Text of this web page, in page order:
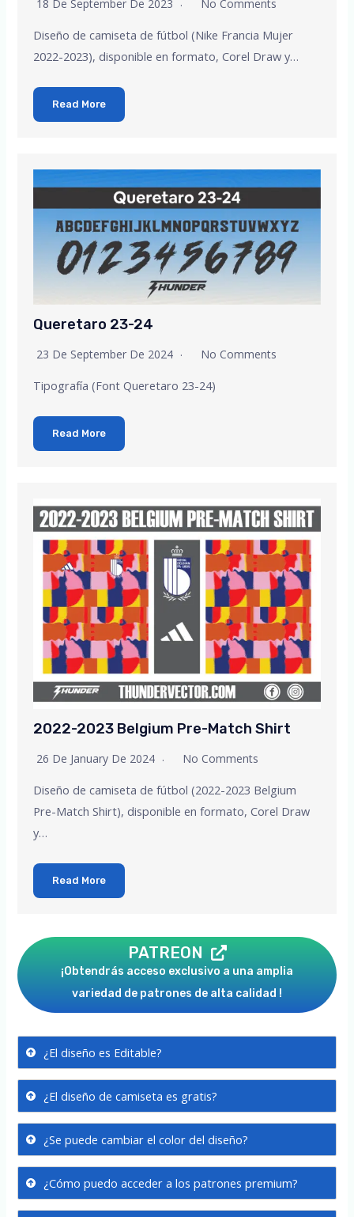
18 De September De 2023 No Comments
Diseño de camiseta de fútbol (Nike Francia Mujer
2022-2023), disponible en formato, Corel Draw y…
Read More
Queretaro 23-24
23 De September De 2024 No Comments
Tipografía (Font Queretaro 23-24)
Read More
2022-2023 Belgium Pre-Match Shirt
26 De January De 2024 No Comments
Diseño de camiseta de fútbol (2022-2023 Belgium
Pre-Match Shirt), disponible en formato, Corel Draw
y…
Read More
PATREON
¡Obtendrás acceso exclusivo a una amplia
variedad de patrones de alta calidad !
¿El diseño es Editable?
¿El diseño de camiseta es gratis?
¿Se puede cambiar el color del diseño?
¿Cómo puedo acceder a los patrones premium?